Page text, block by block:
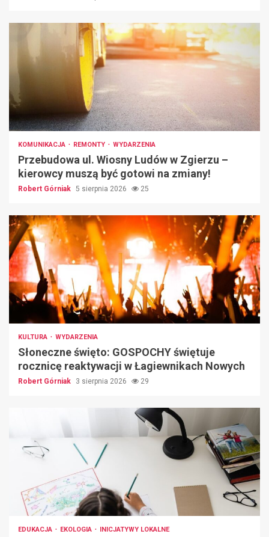
KOMUNIKACJA REMONTY WYDARZENIA
Przebudowa ul. Wiosny Ludów w Zgierzu –
kierowcy muszą być gotowi na zmiany!
Robert Górniak 5 sierpnia 2026 25
KULTURA WYDARZENIA
Słoneczne święto: GOSPOCHY świętuje
rocznicę reaktywacji w Łagiewnikach Nowych
Robert Górniak 3 sierpnia 2026 29
EDUKACJA EKOLOGIA INICJATYWY LOKALNE